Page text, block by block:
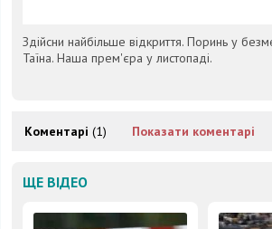
Здійсни найбільше відкриття. Поринь у
Таїна. Наша прем'єра у листопаді.
Коментарі (1) Показати коментарі
ЩЕ ВІДЕО